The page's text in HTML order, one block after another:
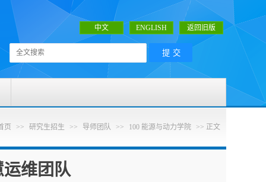
中文 ENGLISH 返回旧版
页 >> 研究生招生 >> 导师团队 >> 100 能源与动力学院 >> 正文
维团队